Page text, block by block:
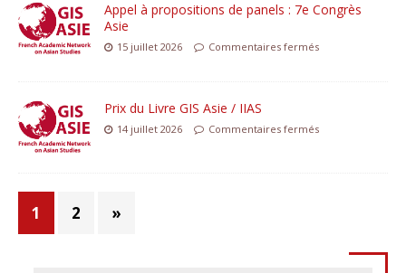
Appel à propositions de panels : 7e Congrès
Asie
15 juillet 2026 Commentaires fermés
Prix du Livre GIS Asie / IIAS
14 juillet 2026 Commentaires fermés
1 2 »